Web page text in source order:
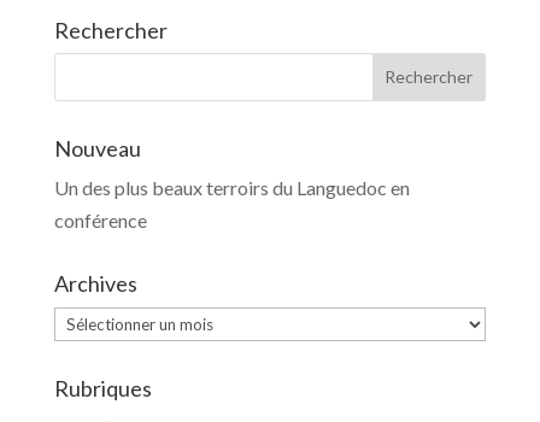
Rechercher
Nouveau
Un des plus beaux terroirs du Languedoc en
conférence
Archives
Archives
Rubriques